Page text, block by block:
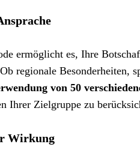
ermöglicht es, Ihre
regionale
von 50
Ihrer Zielgruppe zu
Wirkung